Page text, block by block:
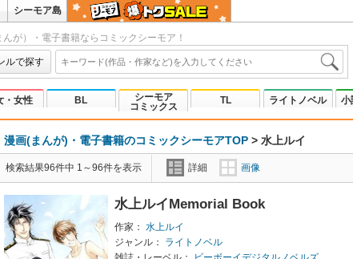
シーモア島
んが）・電子書籍ならコミックシーモア！
ルで探す
・女性 BL
シーモア
コミックス
TL ライトノベル 小
漫画(まんが)・電子書籍のコミックシーモアTOP > 水上ルイ
検索結果96件中 1～96件を表示 詳細 画像
水上ルイMemorial Book
作家： 水上ルイ
ジャンル：
ライトノベル